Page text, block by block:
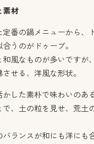
素材
番の鍋メニューから、
うのがドゥーブ。
風なものが多いですが
せる、洋風な形状。
した素朴で味わいのあ
、土の粒を見せ、荒土
ランスが和にも洋にも